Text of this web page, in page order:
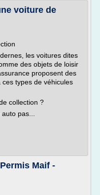
voiture de
les voitures dites
des objets de loisir
proposent des
types de véhicules
collection ?
pas...
Maif -